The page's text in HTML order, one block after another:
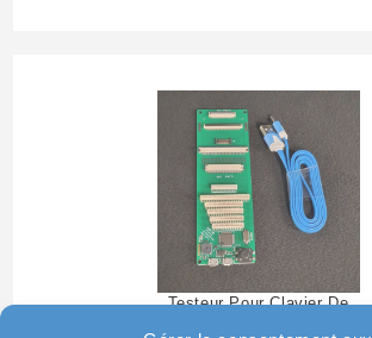
Testeur Pour Clavier De